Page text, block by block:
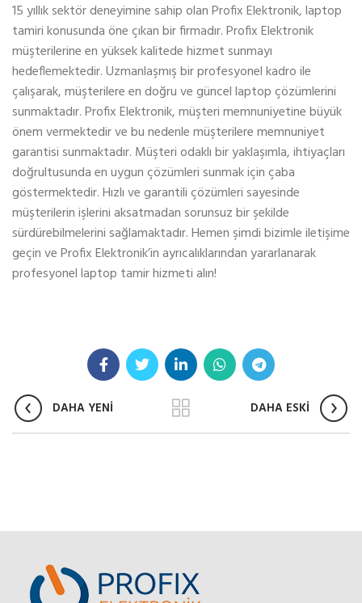
15 yıllık sektör deneyimine sahip olan Profix Elektronik, laptop
tamiri konusunda öne çıkan bir firmadır. Profix Elektronik
müşterilerine en yüksek kalitede hizmet sunmayı
hedeflemektedir. Uzmanlaşmış bir profesyonel kadro ile
çalışarak, müşterilere en doğru ve güncel laptop çözümlerini
sunmaktadır. Profix Elektronik, müşteri memnuniyetine büyük
önem vermektedir ve bu nedenle müşterilere memnuniyet
garantisi sunmaktadır. Müşteri odaklı bir yaklaşımla, ihtiyaçları
doğrultusunda en uygun çözümleri sunmak için çaba
göstermektedir. Hızlı ve garantili çözümleri sayesinde
müşterilerin işlerini aksatmadan sorunsuz bir şekilde
sürdürebilmelerini sağlamaktadır. Hemen şimdi bizimle iletişime
geçin ve Profix Elektronik’in ayrıcalıklarından yararlanarak
profesyonel laptop tamir hizmeti alın!
DAHA YENİ DAHA ESKİ